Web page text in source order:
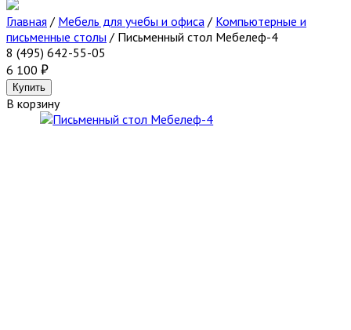
Главная / Мебель для учебы и офиса / Компьютерные и
письменные столы / Письменный стол Мебелеф-4
8 (495) 642-55-05
6 100
В корзину